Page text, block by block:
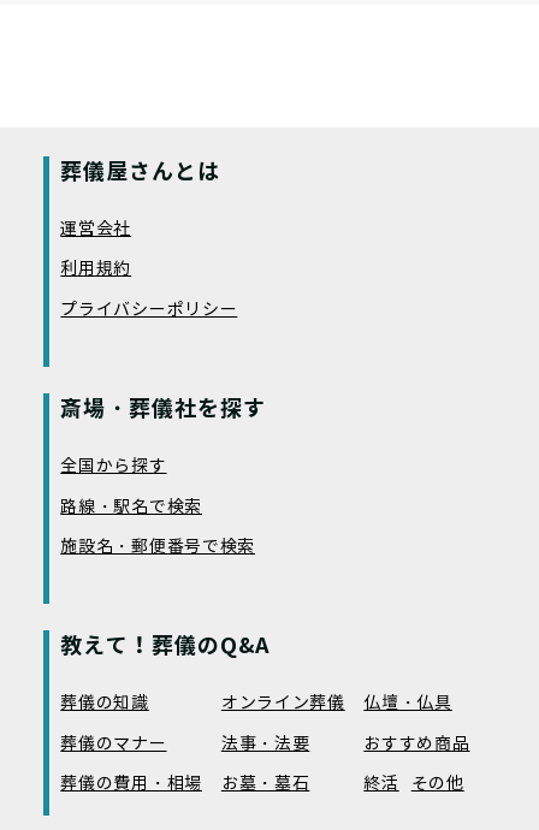
葬儀屋さんとは
運営会社
利用規約
プライバシーポリシー
斎場・葬儀社を探す
全国から探す
路線・駅名で検索
施設名・郵便番号で検索
教えて！葬儀のQ&A
葬儀の知識 オンライン葬儀
仏壇・仏具
葬儀のマナー
法事・法要
おすすめ商品
葬儀の費用・相場
お墓・墓石 終活 その他